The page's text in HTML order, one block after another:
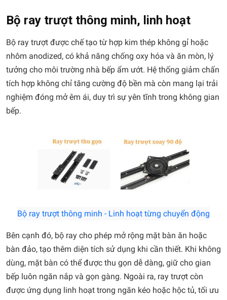
Bộ ray trượt thông minh, linh hoạt
Bộ ray trượt được chế tạo từ hợp kim thép không gỉ hoặc
nhôm anodized, có khả năng chống oxy hóa và ăn mòn, lý
tưởng cho môi trường nhà bếp ẩm ướt. Hệ thống giảm chấn
tích hợp không chỉ tăng cường độ bền mà còn mang lại trải
nghiệm đóng mở êm ái, duy trì sự yên tĩnh trong không gian
bếp.
Bộ ray trượt thông minh - Linh hoạt từng chuyển động
Bên cạnh đó, bộ ray cho phép mở rộng mặt bàn ăn hoặc
bàn đảo, tạo thêm diện tích sử dụng khi cần thiết. Khi không
dùng, mặt bàn có thể được thu gọn dễ dàng, giữ cho gian
bếp luôn ngăn nắp và gọn gàng. Ngoài ra, ray trượt còn
được ứng dụng linh hoạt trong ngăn kéo hoặc hộc tủ, tối ưu